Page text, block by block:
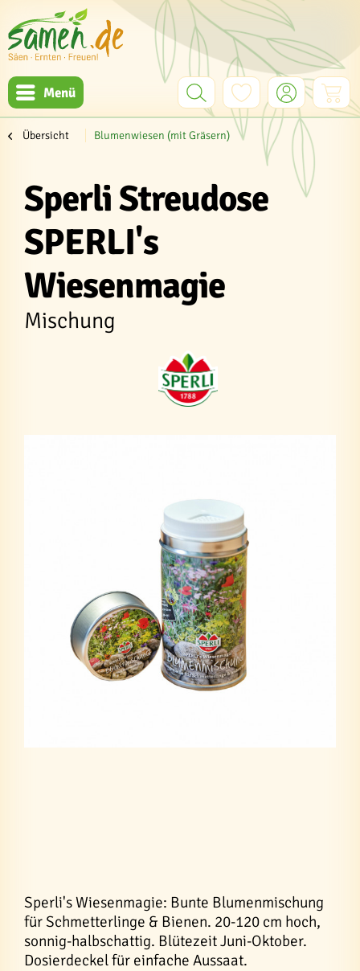
Menü
Übersicht Blumenwiesen (mit Gräsern)
Sperli Streudose
SPERLI's
Wiesenmagie
Mischung
Sperli's Wiesenmagie: Bunte Blumenmischung
für Schmetterlinge & Bienen. 20-120 cm hoch,
sonnig-halbschattig. Blütezeit Juni-Oktober.
Dosierdeckel für einfache Aussaat.